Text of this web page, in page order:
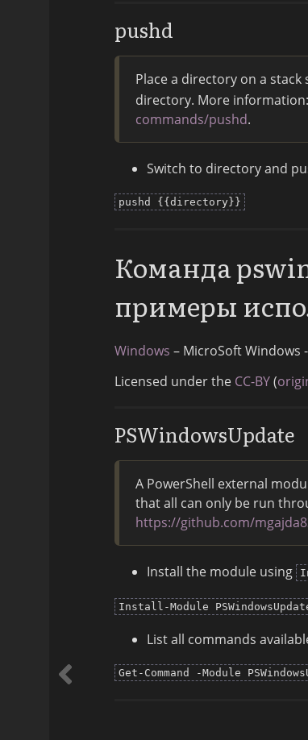
pushd
Place a directory on a stack
directory. More information:
commands/pushd.
Switch to directory and
pushd {{directory}}
Команда
примеры
Windows – MicroSoft Windows
Licensed under the CC-BY(
PSWindowsUpdate
A PowerShell external
that all can only be run
https://github.com/
Install the module using
Install-Module
List all commands
Get-Command -Module